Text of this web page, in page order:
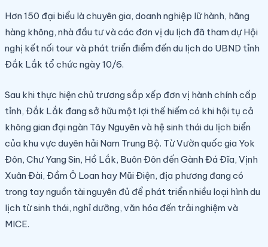
Hơn 150 đại biểu là chuyên gia, doanh nghiệp lữ hành, hãng
hàng không, nhà đầu tư và các đơn vị du lịch đã tham dự Hội
nghị kết nối tour và phát triển điểm đến du lịch do UBND tỉnh
Đắk Lắk tổ chức ngày 10/6.
Sau khi thực hiện chủ trương sắp xếp đơn vị hành chính cấp
tỉnh, Đắk Lắk đang sở hữu một lợi thế hiếm có khi hội tụ cả
không gian đại ngàn Tây Nguyên và hệ sinh thái du lịch biển
của khu vực duyên hải Nam Trung Bộ. Từ Vườn quốc gia Yok
Đôn, Chư Yang Sin, Hồ Lắk, Buôn Đôn đến Gành Đá Đĩa, Vịnh
Xuân Đài, Đầm Ô Loan hay Mũi Điện, địa phương đang có
trong tay nguồn tài nguyên đủ để phát triển nhiều loại hình du
lịch từ sinh thái, nghỉ dưỡng, văn hóa đến trải nghiệm và
MICE.